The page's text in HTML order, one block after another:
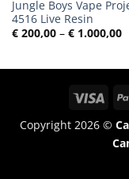
Jungle Boys Vape
4516 Live Resin
€200,00 – €1.000,00
Copyright 2026 ©